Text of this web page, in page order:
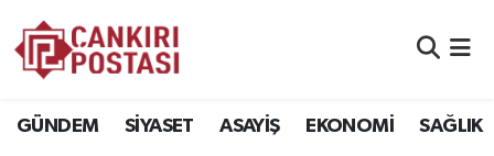
GÜNDEM SİYASET ASAYİŞ EKONOMİ SAĞLIK